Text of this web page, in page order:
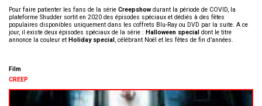
Pour faire patienter les fans de la série Creepshowdurant la période de COVID, la
plateforme Shudder sortit en 2020 des épisodes spéciaux et dédiés à des fêtes
populaires disponibles uniquement dans les coffrets Blu-Ray ou DVD par la suite. A ce
jour, il existe deux épisodes spéciaux de la série : Halloween special dont le titre
annonce la couleur et Holiday special , célébrant Noël et les fêtes de fin d’années.
Film
CREEP